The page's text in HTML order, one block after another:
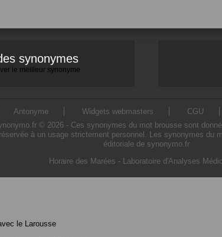
synonymes
le meilleur synonyme
Antonyme Widgets webmasters CGU
© 2026 - Ces synonymes du mot brousse sont
à un usage strictement personnel. Les synonymes du
éditoriale de synonymo.fr
Horaire des Marées - Laboratoire d'Analyses
le Larousse